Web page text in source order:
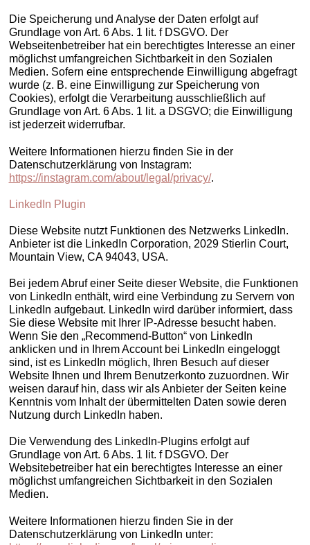
Die Speicherung und Analyse der Daten erfolgt auf
Grundlage von Art. 6 Abs. 1 lit. f DSGVO. Der
Webseitenbetreiber hat ein berechtigtes Interesse an einer
möglichst umfangreichen Sichtbarkeit in den Sozialen
Medien. Sofern eine entsprechende Einwilligung abgefragt
wurde (z. B. eine Einwilligung zur Speicherung von
Cookies), erfolgt die Verarbeitung ausschließlich auf
Grundlage von Art. 6 Abs. 1 lit. a DSGVO; die Einwilligung
ist jederzeit widerrufbar.
Weitere Informationen hierzu finden Sie in der
Datenschutzerklärung von Instagram:
https://instagram.com/about/legal/privacy/.
LinkedIn Plugin
Diese Website nutzt Funktionen des Netzwerks LinkedIn.
Anbieter ist die LinkedIn Corporation, 2029 Stierlin Court,
Mountain View, CA 94043, USA.
Bei jedem Abruf einer Seite dieser Website, die Funktionen
von LinkedIn enthält, wird eine Verbindung zu Servern von
LinkedIn aufgebaut. LinkedIn wird darüber informiert, dass
Sie diese Website mit Ihrer IP-Adresse besucht haben.
Wenn Sie den „Recommend-Button“ von LinkedIn
anklicken und in Ihrem Account bei LinkedIn eingeloggt
sind, ist es LinkedIn möglich, Ihren Besuch auf dieser
Website Ihnen und Ihrem Benutzerkonto zuzuordnen. Wir
weisen darauf hin, dass wir als Anbieter der Seiten keine
Kenntnis vom Inhalt der übermittelten Daten sowie deren
Nutzung durch LinkedIn haben.
Die Verwendung des LinkedIn-Plugins erfolgt auf
Grundlage von Art. 6 Abs. 1 lit. f DSGVO. Der
Websitebetreiber hat ein berechtigtes Interesse an einer
möglichst umfangreichen Sichtbarkeit in den Sozialen
Medien.
Weitere Informationen hierzu finden Sie in der
Datenschutzerklärung von LinkedIn unter: